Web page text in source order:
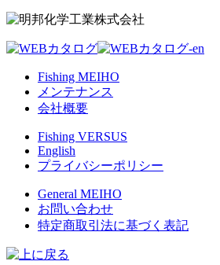
Fishing MEIHO
メンテナンス
会社概要
Fishing VERSUS
English
プライバシーポリシー
General MEIHO
お問い合わせ
特定商取引法に基づく表記